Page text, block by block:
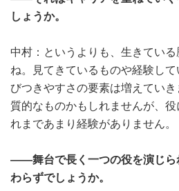
しょうか。
中村：というよりも、生きてい
ね。見てきているものや経験し
びつきやすさの要素は増えてい
質的なものかもしれませんが、
れまであまり経験がありません。
――舞台で長く一つの役を演じら
わらずでしょうか。